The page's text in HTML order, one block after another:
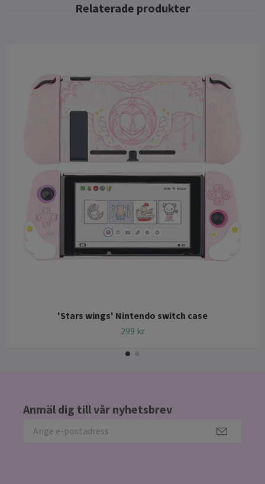
'Stars wings' Nintendo switch case
299 kr
Anmäl dig till vår nyhetsbrev